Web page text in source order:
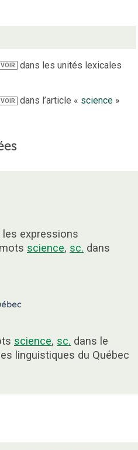
VOIR
dans les unités lexicales
VOIR dans l’article « science»
expressions
science, sc. dans
science, sc. dans le
linguistiques du Québec